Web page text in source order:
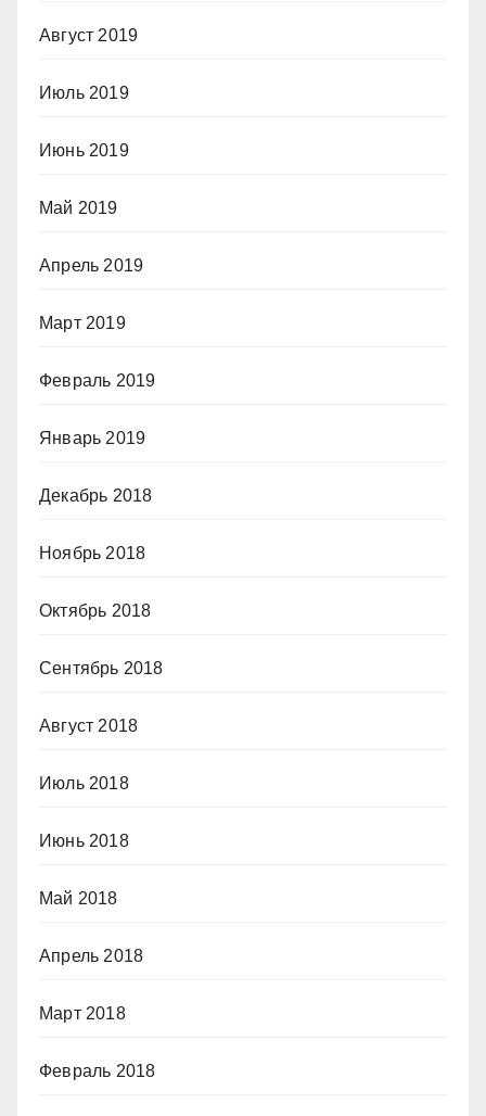
Август 2019
Июль 2019
Июнь 2019
Май 2019
Апрель 2019
Март 2019
Февраль 2019
Январь 2019
Декабрь 2018
Ноябрь 2018
Октябрь 2018
Сентябрь 2018
Август 2018
Июль 2018
Июнь 2018
Май 2018
Апрель 2018
Март 2018
Февраль 2018